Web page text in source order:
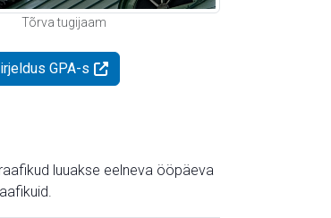
Tõrva tugijaam
GPA-s
luuakse eelneva ööpäeva